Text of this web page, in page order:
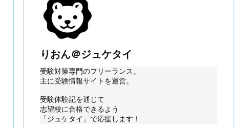
りおん＠ジュケタイ
受験対策専門のフリーランス。
主に受験情報サイトを運営。
受験体験記を通じて
志望校に合格できるよう
「ジュケタイ」で応援します！